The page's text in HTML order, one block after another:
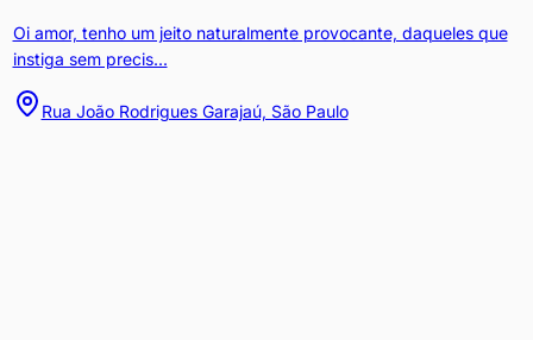
Oi amor, tenho um jeito naturalmente provocante, daqueles que
instiga sem precis...
Rua João Rodrigues Garajaú, São Paulo